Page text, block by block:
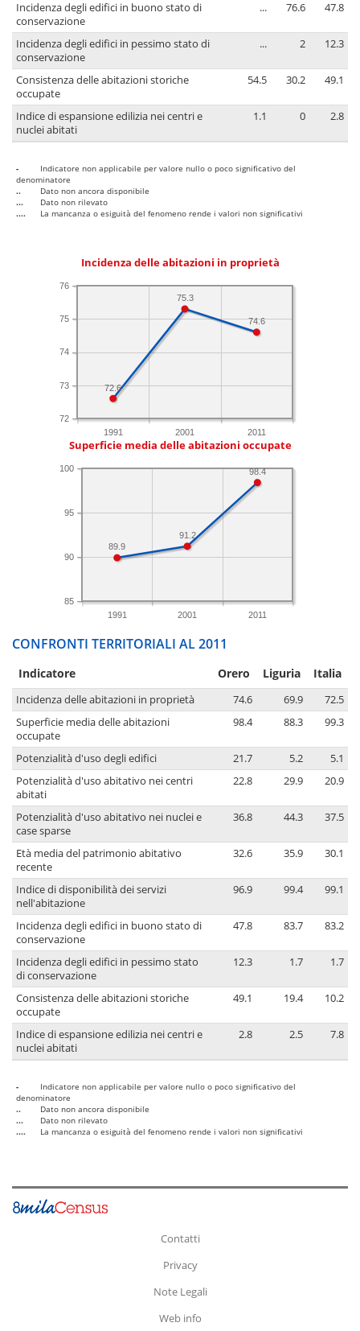
Incidenza degli edifici in buono stato di
conservazione
... 76.6 47.8
Incidenza degli edifici in pessimo stato di
conservazione
... 2 12.3
Consistenza delle abitazioni storiche
occupate
54.5 30.2 49.1
Indice di espansione edilizia nei centri e
nuclei abitati
1.1 0 2.8
-
Indicatore non applicabile per valore nullo o poco significativo del
denominatore
..
Dato non ancora disponibile
...
Dato non rilevato
....
La mancanza o esiguità del fenomeno rende i valori non significativi
Incidenza delle abitazioni in proprietà
1991 2001 2011
72
73
74
75
76
74.6
75.3
72.6
Superficie media delle abitazioni occupate
1991 2001 2011
85
90
95
100 98.4
91.2
89.9
CONFRONTI TERRITORIALI AL 2011
Indicatore Orero Liguria Italia
Incidenza delle abitazioni in proprietà 74.6 69.9
72.5
Superficie media delle abitazioni
occupate
98.4 88.3 99.3
Potenzialità d'uso degli edifici 21.7 5.2
5.1
Potenzialità d'uso abitativo nei centri
abitati
22.8 29.9 20.9
Potenzialità d'uso abitativo nei nuclei e
case sparse
36.8 44.3 37.5
Età media del patrimonio abitativo
recente
32.6 35.9 30.1
Indice di disponibilità dei servizi
nell'abitazione
96.9 99.4 99.1
Incidenza degli edifici in buono stato di
conservazione
47.8 83.7 83.2
Incidenza degli edifici in pessimo stato
di conservazione
12.3 1.7 1.7
Consistenza delle abitazioni storiche
occupate
49.1 19.4 10.2
Indice di espansione edilizia nei centri e
nuclei abitati
2.8 2.5 7.8
-
Indicatore non applicabile per valore nullo o poco significativo del
denominatore
..
Dato non ancora disponibile
...
Dato non rilevato
....
La mancanza o esiguità del fenomeno rende i valori non significativi
Contatti
Privacy
Note Legali
Web info